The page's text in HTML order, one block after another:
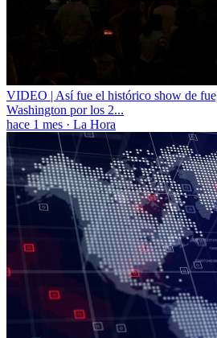
VIDEO | Así fue el histórico show de
Washington por los 2...
hace 1 mes · La Hora